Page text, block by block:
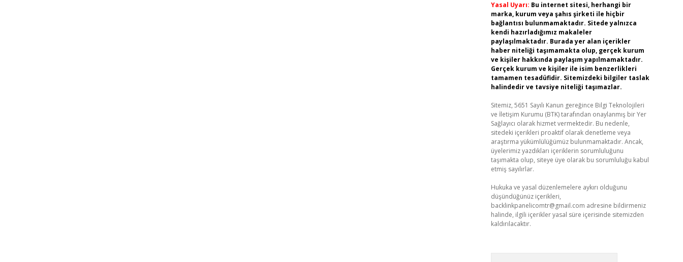
Yasal Uyarı: Bu internet sitesi, herhangi bir
marka, kurum veya şahıs şirketi ile hiçbir
bağlantısı bulunmamaktadır. Sitede yalnızca
kendi hazırladığımız makaleler
paylaşılmaktadır. Burada yer alan içerikler
haber niteliği taşımamakta olup, gerçek kurum
ve kişiler hakkında paylaşım yapılmamaktadır.
Gerçek kurum ve kişiler ile isim benzerlikleri
tamamen tesadüfidir. Sitemizdeki bilgiler taslak
halindedir ve tavsiye niteliği taşımazlar.
Sitemiz, 5651 Sayılı Kanun gereğince Bilgi Teknolojileri
ve İletişim Kurumu (BTK) tarafından onaylanmış bir Yer
Sağlayıcı olarak hizmet vermektedir. Bu nedenle,
sitedeki içerikleri proaktif olarak denetleme veya
araştırma yükümlülüğümüz bulunmamaktadır. Ancak,
üyelerimiz yazdıkları içeriklerin sorumluluğunu
taşımakta olup, siteye üye olarak bu sorumluluğu kabul
etmiş sayılırlar.
Hukuka ve yasal düzenlemelere aykırı olduğunu
düşündüğünüz içerikleri,
backlinkpanelicomtr@gmail.com adresine bildirmeniz
halinde, ilgili içerikler yasal süre içerisinde sitemizden
kaldırılacaktır.